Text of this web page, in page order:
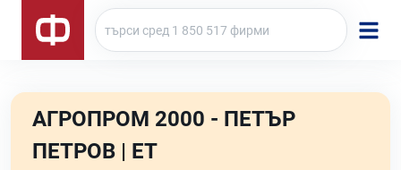
АГРОПРОМ 2000 - ПЕТЪР
ПЕТРОВ | ЕТ